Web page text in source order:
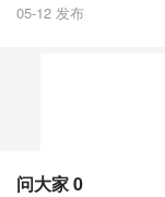
05-12 发布
问大家0